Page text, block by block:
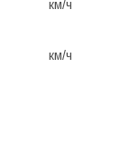
км/ч
км/ч